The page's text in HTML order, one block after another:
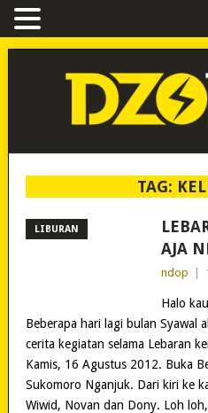
TAG:
LIBURAN
AJA
ndop
Halo
Beberapa hari lagi bulan Syawal
cerita kegiatan selama Lebaran
Kamis, 16 Agustus 2012. Buka
Sukomoro Nganjuk. Dari kiri ke
Wiwid, Novan dan Dony. Loh